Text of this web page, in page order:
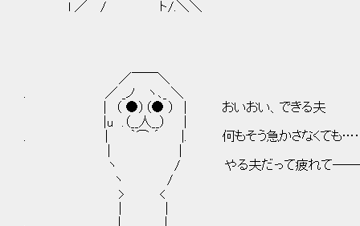
l ／ / ト/.＼＼
／￣￣＼
. ／ _ノ ヽ､_ ＼
| （ ●）（● ） | おいおい、できる夫
|u .（__人__） │
. | ｀⌒ ´ |. 何もそう急かさなくても
ヽ / やる夫だって疲れて
ヽ /
> <